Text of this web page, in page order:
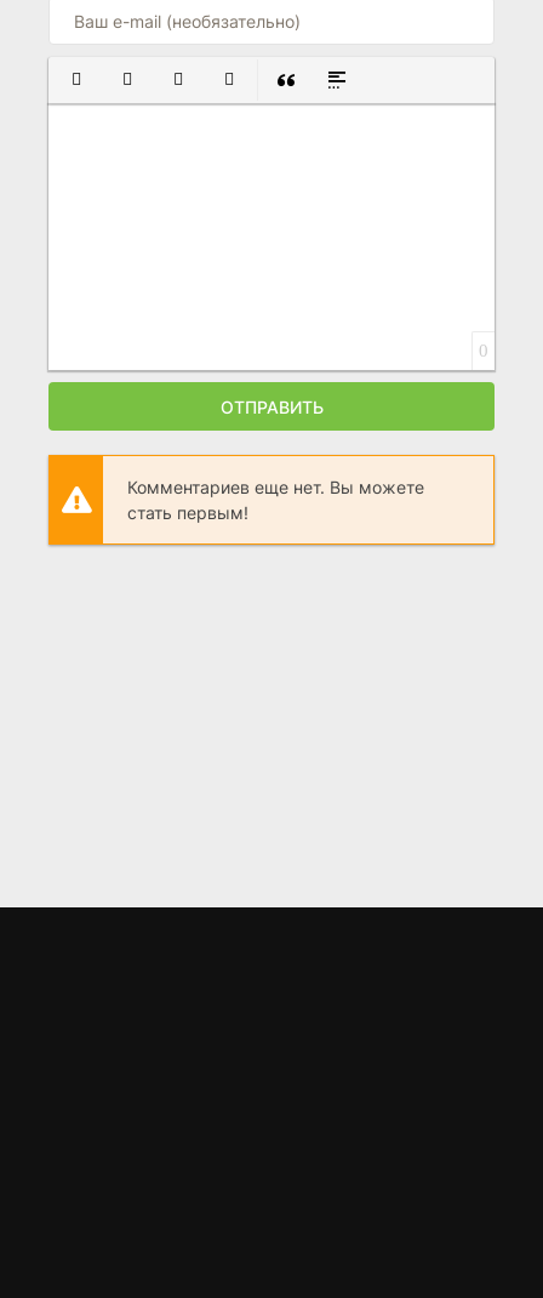
ПОЛУЖИРНЫЙ
КУРСИВПОДЧЕРКНУТЫЙ
ЗАЧЕРКНУТЫЙ
ВСТАВКА ЦИТАТЫ
ВСТАВКА СПОЙЛЕРА
0
ОТПРАВИТЬ
Комментариев еще нет. Вы можете
стать первым!